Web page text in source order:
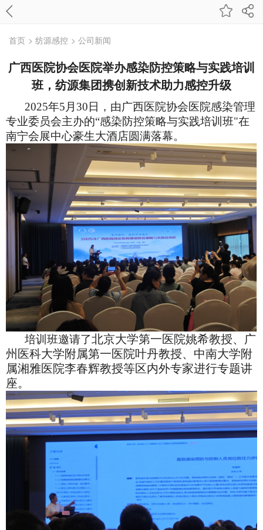
首页 > 纺源感控 > 公司新闻
广西医院协会医院举办感染防控策略与实践培训
班，纺源集团携创新技术助力感控升级
2025年5月 30日， 由广西医院协会医院感染管理
专业委员会主办的“感染防控策略与实践培训班"在
南宁会展中心豪生大酒店圆满落幕。
培训班邀请了北京大学第一医院姚希教授、广
州医科大学附属第一医院叶丹教授、中南大学附
属湘雅医院李春辉教授等区内外专家进行专题讲
座。